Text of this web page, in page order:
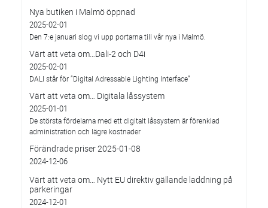
Nya butiken i Malmö öppnad
2025-02-01
Den 7:e januari slog vi upp portarna till vår nya i Malmö.
Värt att veta om…Dali-2 och D4i
2025-02-01
DALI står för ”Digital Adressable Lighting Interface”
Värt att veta om… Digitala låssystem
2025-01-01
De största fördelarna med ett digitalt låssystem är förenklad
administration och lägre kostnader
Förändrade priser 2025-01-08
2024-12-06
Värt att veta om… Nytt EU direktiv gällande laddning på
parkeringar
2024-12-01